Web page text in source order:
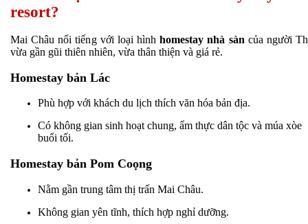
resort?
Mai Châu nổi tiếng với loại hìnhhomestay nhà sàn của người
vừa gần gũi thiên nhiên, vừa thân thiện và giá rẻ.
Homestay bản Lác
Phù hợp với khách du lịch thích văn hóa bản địa.
Có không gian sinh hoạt chung, ẩm thực dân tộc và múa xòe
buổi tối.
Homestay bản Pom Coọng
Nằm gần trung tâm thị trấn Mai Châu.
Không gian yên tĩnh, thích hợp nghỉ dưỡng.